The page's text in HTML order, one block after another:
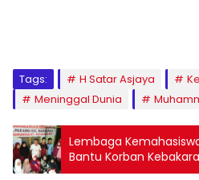
Tags: H Satar Asjaya
Meninggal Dunia
Lembaga
Bantu Korban